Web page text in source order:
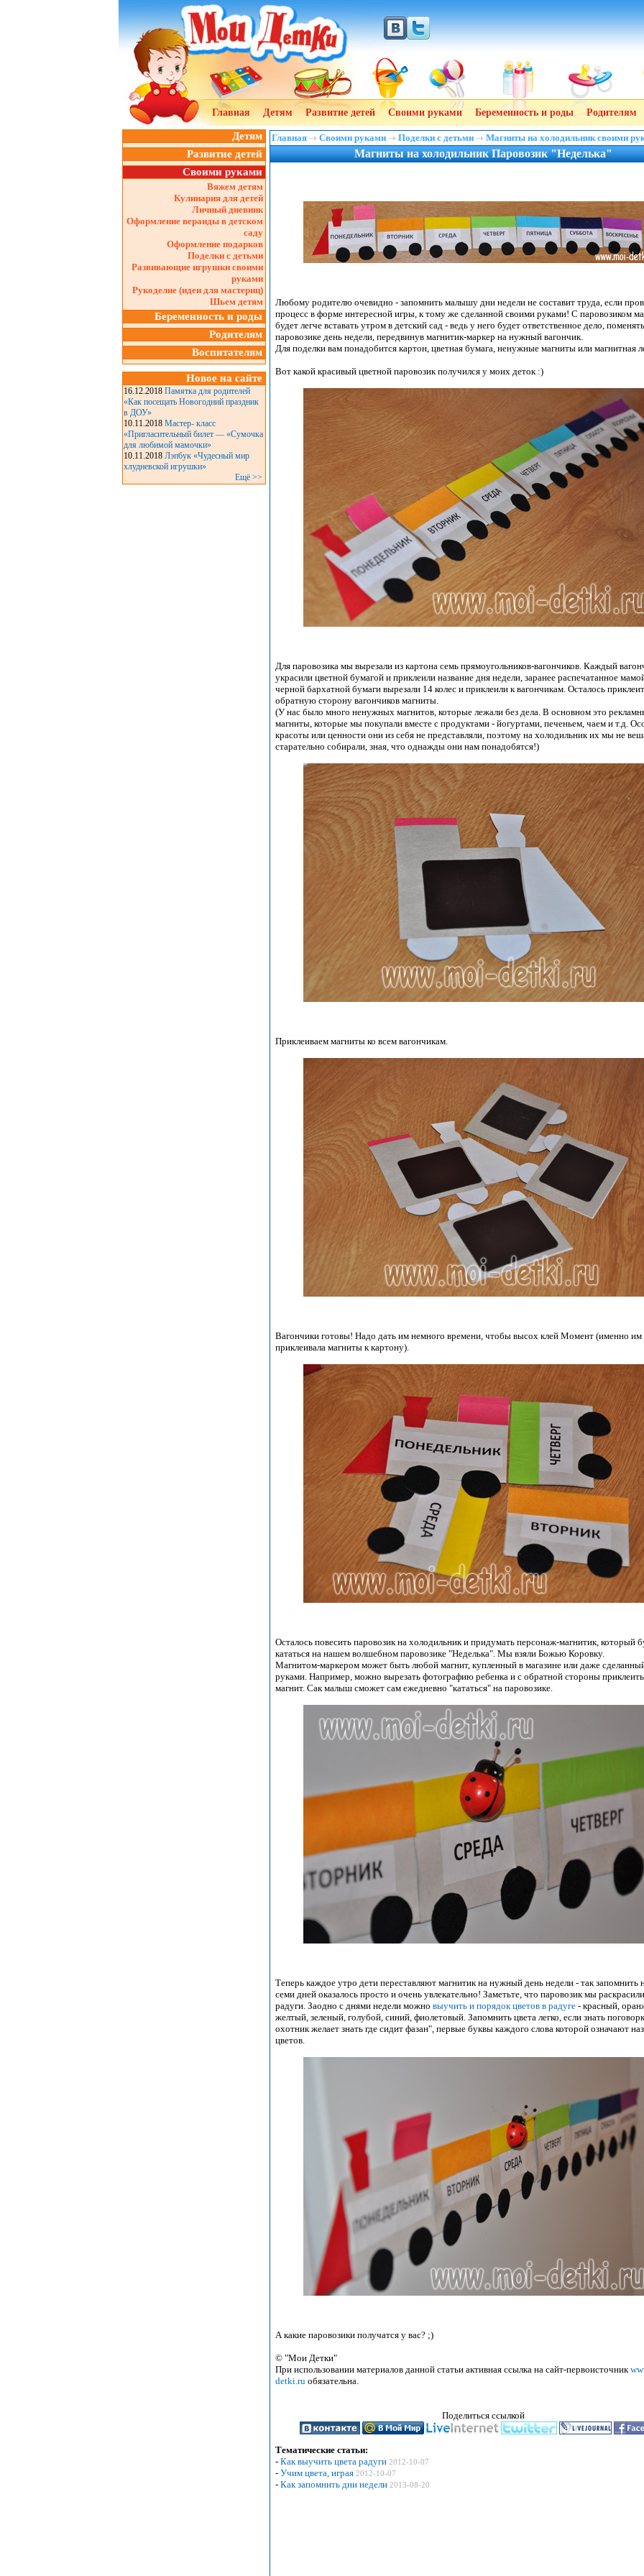
Главная Детям Развитие детей Своими руками Беременность и роды Родителям
Детям
Развитие детей
Своими руками
Вяжем детям
Кулинария для детей
Личный дневник
Оформление веранды в детском
саду
Оформление подарков
Поделки с детьми
Развивающие игрушки своими
руками
Рукоделие (идеи для мастериц)
Шьем детям
Беременность и роды
Родителям
Воспитателям
Новое на сайте
16.12.2018 Памятка для родителей
«Как посещать Новогодний праздник
в ДОУ»
10.11.2018 Мастер- класс
«Пригласительный билет — «Сумочка
для любимой мамочки»
10.11.2018 Лэпбук «Чудесный мир
хлудневской игрушки»
Ещё >>
Главная Своими руками Поделки с детьми Магниты на холодильник своими
Магниты на холодильник Паровозик "Неделька"
Любому родителю очевидно - запомнить малышу дни недели не составит труда, если
процесс в форме интересной игры, к тому же сделанной своими руками! С паровозиком
будет легче вставать утром в детский сад - ведь у него будет ответственное дело,
паровозике день недели, передвинув магнитик-маркер на нужный вагончик.
Для поделки вам понадобится картон, цветная бумага, ненужные магниты или магнитная
Вот какой красивый цветной паровозик получился у моих деток :)
Для паровозика мы вырезали из картона семь прямоугольников-вагончиков. Каждый
украсили цветной бумагой и приклеили название дня недели, заранее распечатанное
черной бархатной бумаги вырезали 14 колес и приклеили к вагончикам. Осталось
обратную сторону вагончиков магниты.
(У нас было много ненужных магнитов, которые лежали без дела. В основном это
магниты, которые мы покупали вместе с продуктами - йогуртами, печеньем, чаем и т.д.
красоты или ценности они из себя не представляли, поэтому на холодильник их мы не
старательно собирали, зная, что однажды они нам понадобятся!)
Приклеиваем магниты ко всем вагончикам.
Вагончики готовы! Надо дать им немного времени, чтобы высох клей Момент (именно им
приклеивала магниты к картону).
Осталось повесить паровозик на холодильник и придумать персонаж-магнитик, который
кататься на нашем волшебном паровозике "Неделька". Мы взяли Божью Коровку.
Магнитом-маркером может быть любой магнит, купленный в магазине или даже
руками. Например, можно вырезать фотографию ребенка и с обратной стороны
магнит. Сак малыш сможет сам ежедневно "кататься" на паровозике.
Теперь каждое утро дети переставляют магнитик на нужный день недели - так запомнить
семи дней оказалось просто и очень увлекательно! Заметьте, что паровозик мы
радуги. Заодно с днями недели можно выучить и порядок цветов в радуге - красный,
желтый, зеленый, голубой, синий, фиолетовый. Запомнить цвета легко, если знать
охотник желает знать где сидит фазан", первые буквы каждого слова которой означают
цветов.
А какие паровозики получатся у вас? ;)
© "Мои Детки"
При использовании материалов данной статьи активная ссылка на сайт-первоисточник
detki.ru обязательна.
Поделиться ссылкой
Тематические статьи:
- Как выучить цвета радуги 2012-10-07
- Учим цвета, играя 2012-10-07
- Как запомнить дни недели 2013-08-20